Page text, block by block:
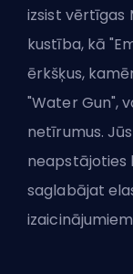
izsist vērtīgas
kustība, kā
ērkšķus,
"Water Gun",
netīrumus.
neapstājoties
saglabājat